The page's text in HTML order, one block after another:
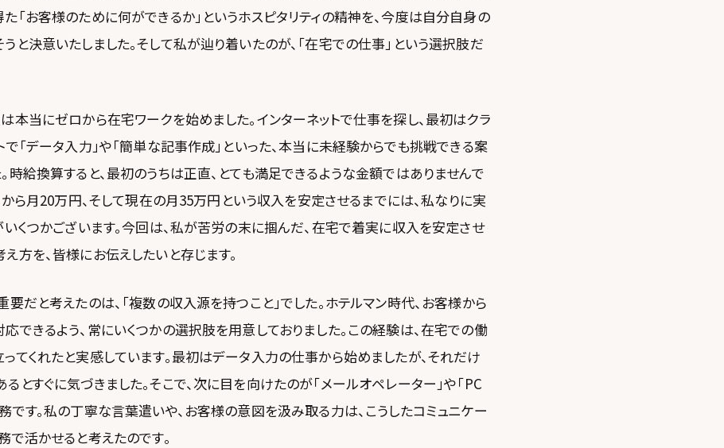
「お客様のために何ができるか」というホスピタリティの精神を、今度は自分自身の
と決意いたしました。そして私が辿り着いたのが、「在宅での仕事」という選択肢だ
本当にゼロから在宅ワークを始めました。インターネットで仕事を探し、最初はクラ
で「データ入力」や「簡単な記事作成」といった、本当に未経験からでも挑戦できる案
時給換算すると、最初のうちは正直、とても満足できるような金額ではありませんで
から月20万円、そして現在の月35万円という収入を安定させるまでには、私なりに実
いくつかございます。今回は、私が苦労の末に掴んだ、在宅で着実に収入を安定させ
方を、皆様にお伝えしたいと存じます。
要だと考えたのは、「複数の収入源を持つこと」でした。ホテルマン時代、お客様から
できるよう、常にいくつかの選択肢を用意しておりました。この経験は、在宅での働
てくれたと実感しています。最初はデータ入力の仕事から始めましたが、それだけ
とすぐに気づきました。そこで、次に目を向けたのが「メールオペレーター」や「PC
です。私の丁寧な言葉遣いや、お客様の意図を汲み取る力は、こうしたコミュニケー
で活かせると考えたのです。